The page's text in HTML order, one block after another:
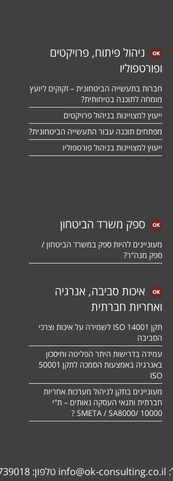
ניהול פיתוח, פרויקטים
ופורטפוליו
חברות בתעשייה הביטחונית – זקוקים ליועץ
מומחה לתוכנה בטיחותית?
ייעוץ למצויינות בניהול פרויקטים
מפתחים תוכנה עבור התעשייה הביטחונית?
ייעוץ למצויינות בניהול פורטפוליו
ספק משרד הביטחון
מעוניינים להיות ספק במשרד הביטחון /
ספק מנה"ר?
איכות סביבה, אנרגיה
ואחריות חברתית
תקן ISO 14001 לשמירה על איכות וצרכי
הסביבה
עמידה בדרישות היתר הפליטה וחיסכון
באנרגיה באמצעות הסמכה לתקן 50001
ISO
מעוניינים בתקן לניהול מערכות אחריות
חברתית ותנאי העסקה נאותים – ת"י
10000 /SMETA / SA8000 ?